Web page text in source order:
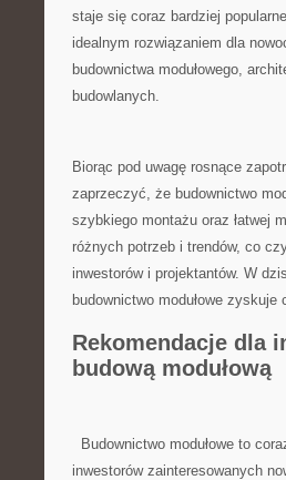
staje się coraz bardziej
idealnym rozwiązaniem dla
budownictwa modułowego,
budowlanych.
Biorąc pod​ uwagę rosnące
zaprzeczyć, że budownictwo
szybkiego montażu oraz łatwej
różnych potrzeb i trendów, co
inwestorów i projektantów. W⁢
budownictwo⁣ modułowe⁤
Rekomendacje dla
budową modułową
Budownictwo modułowe to
inwestorów zainteresowanych